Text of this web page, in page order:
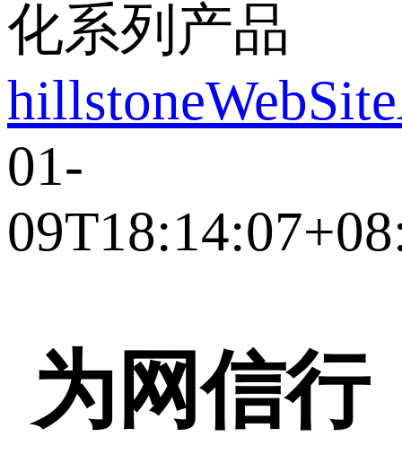
化系列产品
01-
为网信行